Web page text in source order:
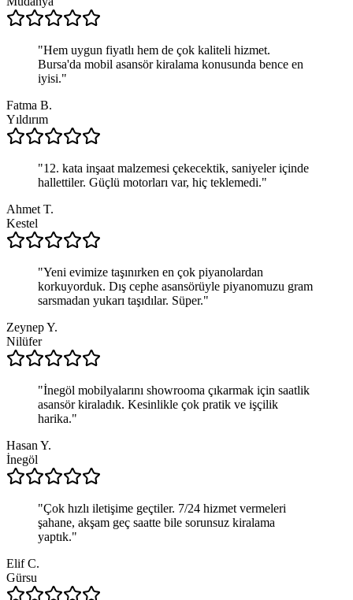
"Hem uygun fiyatlı hem de çok kaliteli hizmet.
Bursa'da mobil asansör kiralama konusunda bence en
iyisi."
Fatma B.
Yıldırım
"12. kata inşaat malzemesi çekecektik, saniyeler içinde
hallettiler. Güçlü motorları var, hiç teklemedi."
Ahmet T.
Kestel
"Yeni evimize taşınırken en çok piyanolardan
korkuyorduk. Dış cephe asansörüyle piyanomuzu gram
sarsmadan yukarı taşıdılar. Süper."
Zeynep Y.
Nilüfer
"İnegöl mobilyalarını showrooma çıkarmak için saatlik
asansör kiraladık. Kesinlikle çok pratik ve işçilik
harika."
Hasan Y.
İnegöl
"Çok hızlı iletişime geçtiler. 7/24 hizmet vermeleri
şahane, akşam geç saatte bile sorunsuz kiralama
yaptık."
Elif C.
Gürsu